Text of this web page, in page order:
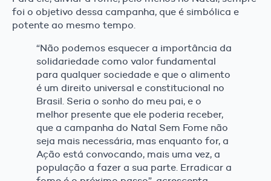
foi o objetivo dessa campanha, que é simbólica e
potente ao mesmo tempo.
“Não podemos esquecer a importância da
solidariedade como valor fundamental
para qualquer sociedade e que o alimento
é um direito universal e constitucional no
Brasil. Seria o sonho do meu pai, e o
melhor presente que ele poderia receber,
que a campanha do Natal Sem Fome não
seja mais necessária, mas enquanto for, a
Ação está convocando, mais uma vez, a
população a fazer a sua parte. Erradicar a